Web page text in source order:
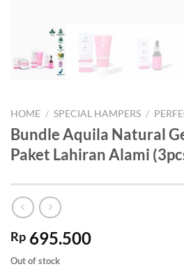
HOME / SPECIAL HAMPERS /
Bundle Aquila Natural
Paket Lahiran Alami
Rp 695.500
Out of stock